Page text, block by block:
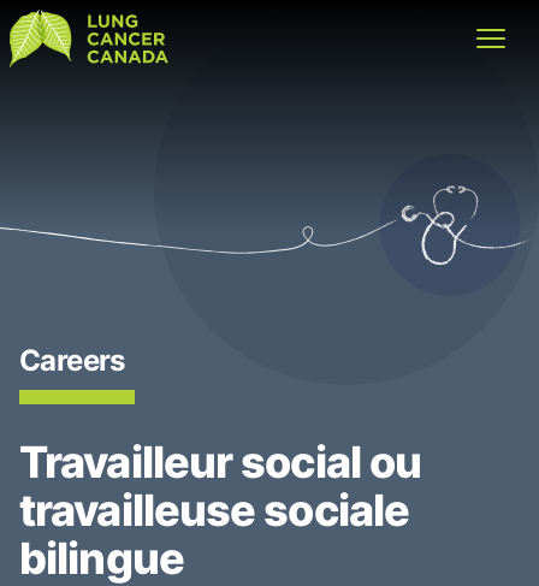
Lung Cancer Canada
Careers
Travailleur social ou
travailleuse sociale
bilingue